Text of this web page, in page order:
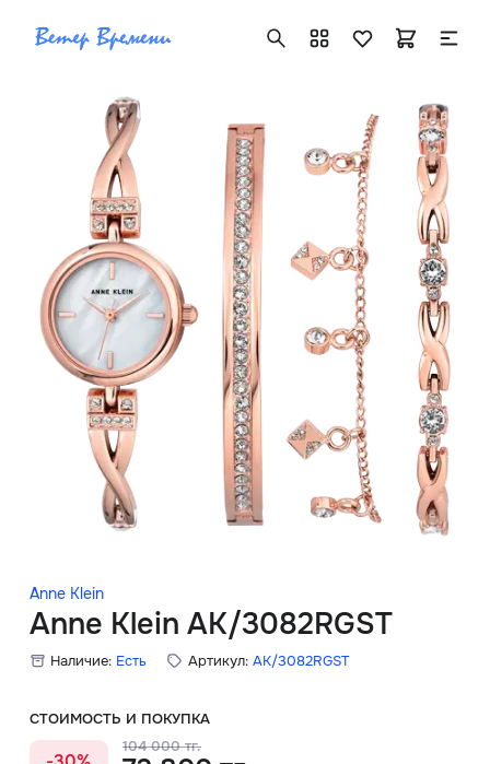
Anne Klein
Anne Klein AK/3082RGST
Наличие: Есть Артикул: AK/3082RGST
СТОИМОСТЬ И ПОКУПКА
104 000 тг.
+7 ( 705 ) 181-42-50
info@vetervremeni.kz
Авторизация
Каталог
Мужские часы
Женские часы
Скидки
Главная
О нас